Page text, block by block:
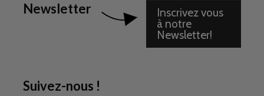
Newsletter
Inscrivez vous
à notre
Newsletter!
Suivez-nous !